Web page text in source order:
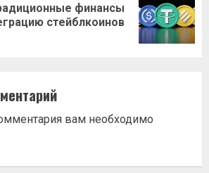
финансы
стейблкоинов
вам необходимо